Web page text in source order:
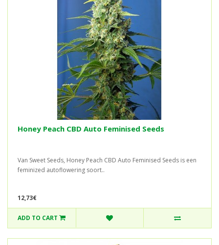
Honey Peach CBD Auto Feminised Seeds
Van Sweet Seeds, Honey Peach CBD Auto Feminised Seeds is een
feminized autoflowering soort..
12,73€
ADD TO CART